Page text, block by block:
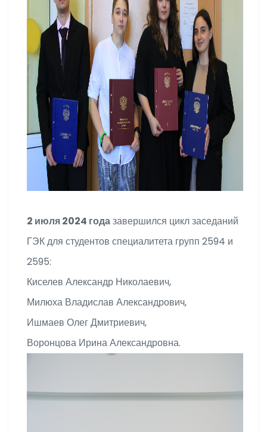
2 июля 2024 годазавершился цикл заседаний
ГЭК для студентов специалитета групп 2594 и
2595:
Киселев Александр Николаевич,
Милюха Владислав Александрович,
Ишмаев Олег Дмитриевич,
Воронцова Ирина Александровна.